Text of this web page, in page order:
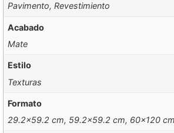
Pavimento, Revestimiento
Acabado
Mate
Estilo
Texturas
Formato
29.2×59.2 cm, 59.2×59.2 cm, 60×120